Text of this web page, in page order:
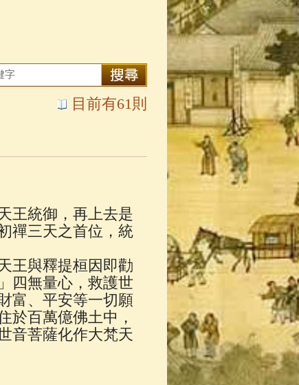
大悲咒(72)
目前有61則
王統御，再上去是
禪三天之首位，統
王與釋提桓因即勸
四無量心，救護世
富、平安等一切願
於百萬億佛土中，
音菩薩化作大梵天